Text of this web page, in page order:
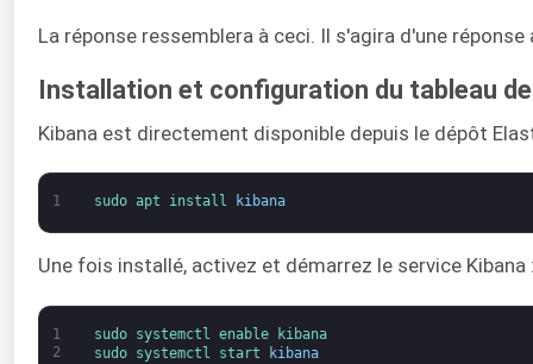
La réponse ressemblera à ceci. Il s'agira d'une
Installation et configuration du tableau
Kibana est directement disponible depuis le dépôt
1 sudo apt install kibana
Une fois installé, activez et démarrez le service Kibana
1
2
sudo systemctl enable
kibana
sudo systemctl start kibana